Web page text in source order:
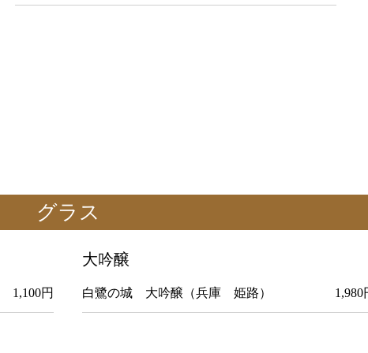
グラス
1,100円
大吟醸
白鷺の城 大吟醸（兵庫 姫路） 1,980